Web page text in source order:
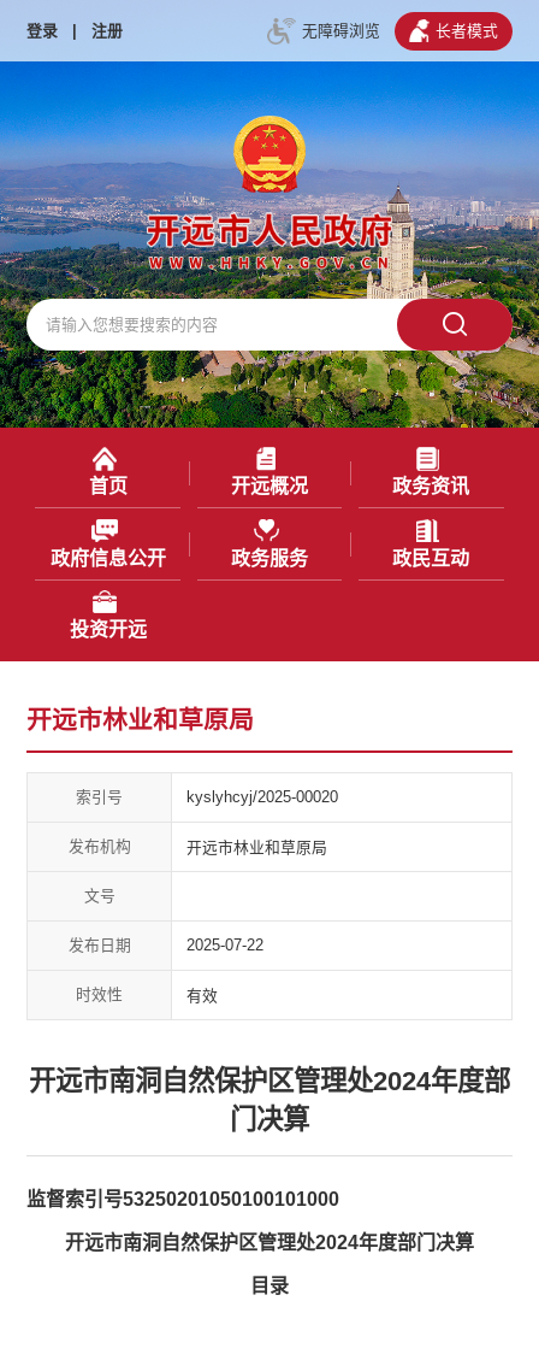
登录 | 注册 无障碍浏览 长者模式
首页 开远概况 政务资讯
政府信息公开 政务服务 政民互动
投资开远
开远市林业和草原局
索引号 kyslyhcyj/2025-00020
发布机构 开远市林业和草原局
文号
发布日期 2025-07-22
时效性 有效
开远市南洞自然保护区管理处2024年度部
门决算
监督索引号53250201050100101000
开远市南洞自然保护区管理处2024年度部门决算
目录